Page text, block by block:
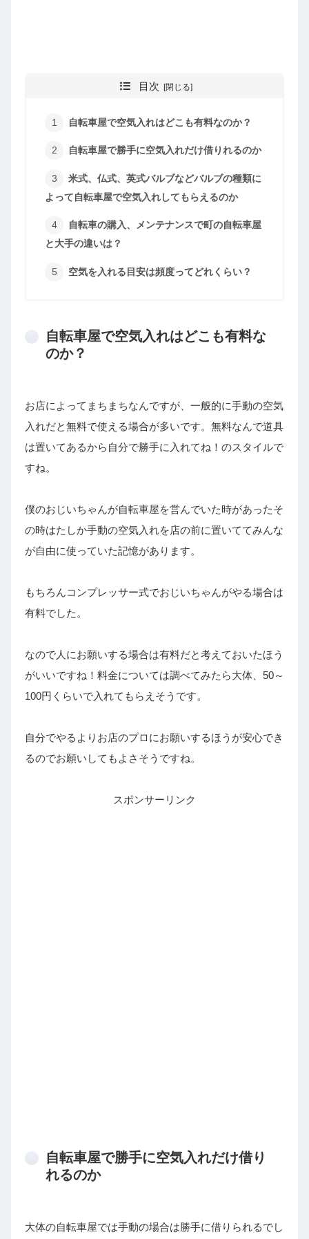
目次
自転車屋で空気入れはどこも有料なのか？
自転車屋で勝手に空気入れだけ借りれるのか
米式、仏式、英式バルブなどバルブの種類に
よって自転車屋で空気入れしてもらえるのか
自転車の購入、メンテナンスで町の自転車屋
と大手の違いは？
空気を入れる目安は頻度ってどれくらい？
自転車屋で空気入れはどこも有料な
のか？
お店によってまちまちなんですが、一般的に手動の空気
入れだと無料で使える場合が多いです。無料なんで道具
は置いてあるから自分で勝手に入れてね！のスタイルで
すね。
僕のおじいちゃんが自転車屋を営んでいた時があったそ
の時はたしか手動の空気入れを店の前に置いててみんな
が自由に使っていた記憶があります。
もちろんコンプレッサー式でおじいちゃんがやる場合は
有料でした。
なので人にお願いする場合は有料だと考えておいたほう
がいいですね！料金については調べてみたら大体、50～
100円くらいで入れてもらえそうです。
自分でやるよりお店のプロにお願いするほうが安心でき
るのでお願いしてもよさそうですね。
スポンサーリンク
自転車屋で勝手に空気入れだけ借り
れるのか
大体の自転車屋では手動の場合は勝手に借りられるでし